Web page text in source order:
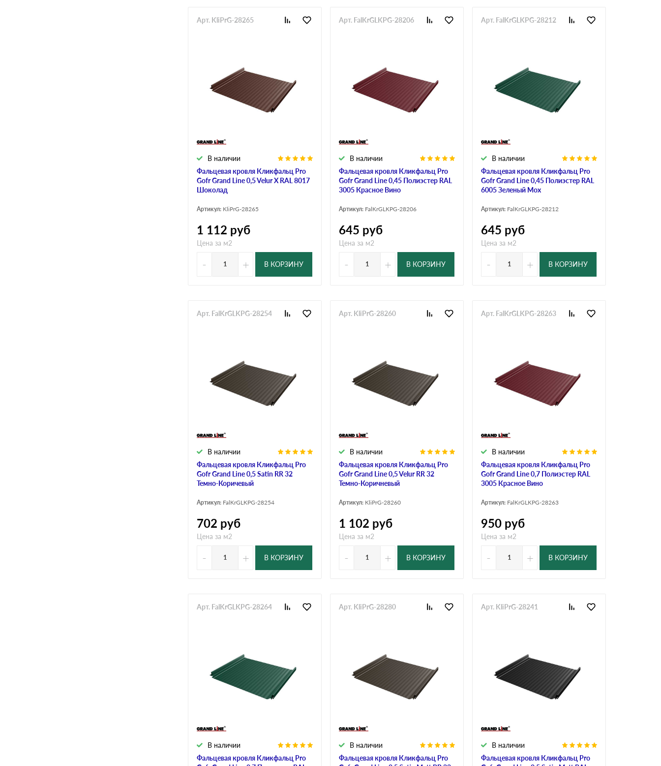
Фальцевая кровля Кликфальц Pro
Gofr Grand Line 0,5 Velur X RAL 8017
Шоколад
В наличии
Арт. KliPrG-28265
Артикул: KliPrG-28265
1 112 руб
Цена за м2
- + В КОРЗИНУ
Фальцевая кровля Кликфальц Pro
Gofr Grand Line 0,45 Полиэстер RAL
3005 Красное Вино
В наличии
Арт. FalKrGLKPG-28206
Артикул: FalKrGLKPG-28206
645 руб
Цена за м2
- + В КОРЗИНУ
Фальцевая кровля Кликфальц Pro
Gofr Grand Line 0,45 Полиэстер RAL
6005 Зеленый Мох
В наличии
Арт. FalKrGLKPG-28212
Артикул: FalKrGLKPG-28212
645 руб
Цена за м2
- + В КОРЗИНУ
Фальцевая кровля Кликфальц Pro
Gofr Grand Line 0,5 Satin RR 32
Темно-Коричевый
В наличии
Арт. FalKrGLKPG-28254
Артикул: FalKrGLKPG-28254
702 руб
Цена за м2
- + В КОРЗИНУ
Фальцевая кровля Кликфальц Pro
Gofr Grand Line 0,5 Velur RR 32
Темно-Коричневый
В наличии
Арт. KliPrG-28260
Артикул: KliPrG-28260
1 102 руб
Цена за м2
- + В КОРЗИНУ
Фальцевая кровля Кликфальц Pro
Gofr Grand Line 0,7 Полиэстер RAL
3005 Красное Вино
В наличии
Арт. FalKrGLKPG-28263
Артикул: FalKrGLKPG-28263
950 руб
Цена за м2
- + В КОРЗИНУ
Фальцевая кровля Кликфальц Pro
В наличии
Арт. FalKrGLKPG-28264
Фальцевая кровля Кликфальц Pro
В наличии
Арт. KliPrG-28280
Фальцевая кровля Кликфальц Pro
В наличии
Арт. KliPrG-28241